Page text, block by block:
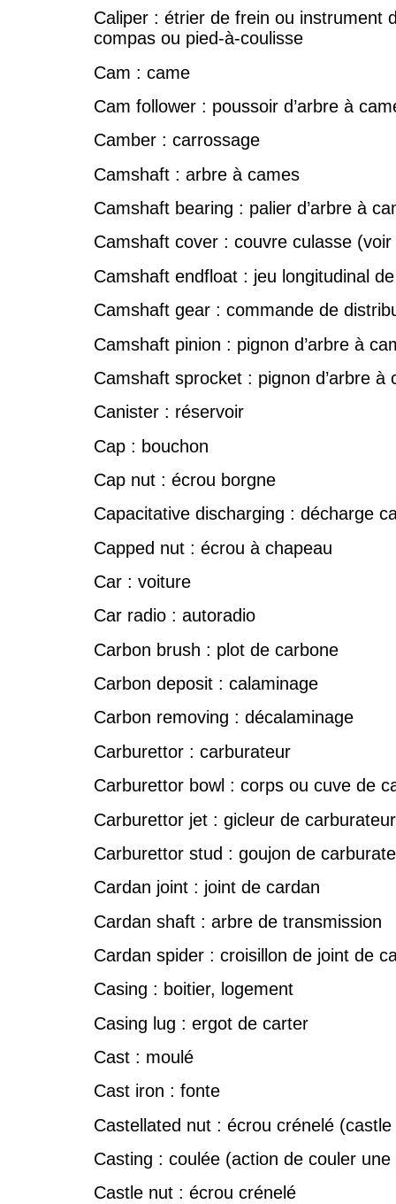
Caliper : étrier de frein ou instrument
compas ou pied-à-coulisse
Cam : came
Cam follower : poussoir d’arbre à
Camber : carrossage
Camshaft : arbre à cames
Camshaft bearing : palier d’arbre à
Camshaft cover : couvre culasse
Camshaft endfloat : jeu longitudinal
Camshaft gear : commande de
Camshaft pinion : pignon d’arbre à
Camshaft sprocket : pignon d’arbre à
Canister : réservoir
Cap : bouchon
Cap nut : écrou borgne
Capacitative discharging : décharge
Capped nut : écrou à chapeau
Car : voiture
Car radio : autoradio
Carbon brush : plot de carbone
Carbon deposit : calaminage
Carbon removing : décalaminage
Carburettor : carburateur
Carburettor bowl : corps ou cuve de
Carburettor jet : gicleur de carburateur
Carburettor stud : goujon de
Cardan joint : joint de cardan
Cardan shaft : arbre de transmission
Cardan spider : croisillon de joint de
Casing : boitier, logement
Casing lug : ergot de carter
Cast : moulé
Cast iron : fonte
Castellated nut : écrou crénelé
Casting : coulée (action de couler une
Castle nut : écrou crénelé